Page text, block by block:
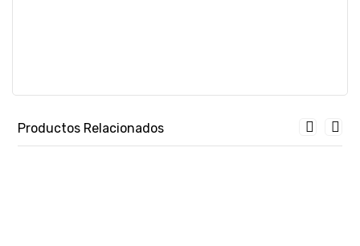
Productos Relacionados